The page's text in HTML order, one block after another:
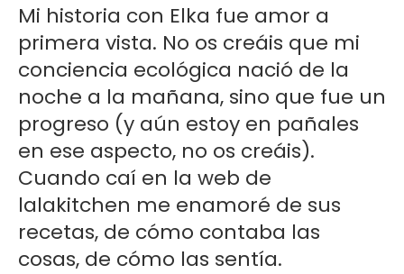
Mi historia con Elka fue amor a
primera vista. No os creáis que mi
conciencia ecológica nació de la
noche a la mañana, sino que fue un
progreso (y aún estoy en pañales
en ese aspecto, no os creáis).
Cuando caí en la web de
lalakitchen me enamoré de sus
recetas, de cómo contaba las
cosas, de cómo las sentía.